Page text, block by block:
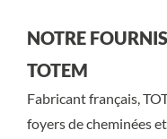
NOTRE
TOTEM
Fabricant français,
foyers de cheminées